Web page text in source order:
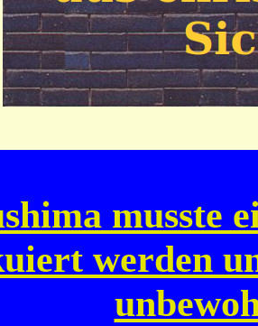
musste
werden